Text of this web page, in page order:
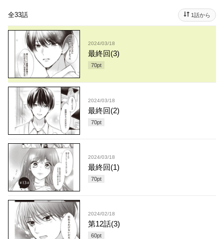
全33話 1話から
2024/03/18
最終回(3)
70pt
2024/03/18
最終回(2)
70pt
2024/03/18
最終回(1)
70pt
2024/02/18
第12話(3)
60pt